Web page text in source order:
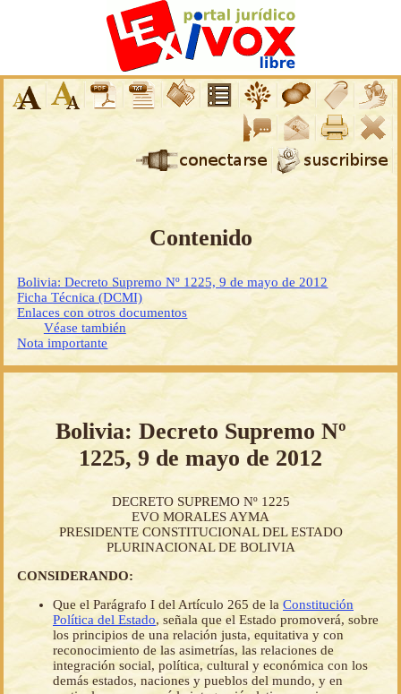
Contenido
Bolivia: Decreto Supremo Nº 1225, 9 de mayo de 2012
Ficha Técnica (DCMI)
Enlaces con otros documentos
Véase también
Nota importante
Bolivia: Decreto Supremo Nº
1225, 9 de mayo de 2012
DECRETO SUPREMO Nº 1225
EVO MORALES AYMA
PRESIDENTE CONSTITUCIONAL DEL ESTADO
PLURINACIONAL DE BOLIVIA
CONSIDERANDO:
Que el Parágrafo I del Artículo 265 de la Constitución
Política del Estado, señala que el Estado promoverá, sobre
los principios de una relación justa, equitativa y con
reconocimiento de las asimetrías, las relaciones de
integración social, política, cultural y económica con los
demás estados, naciones y pueblos del mundo, y en